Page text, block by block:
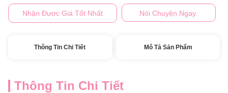
Nhận Được Giá Tốt Nhất Nói Chuyện Ngay.
Thông Tin Chi Tiết Mô Tả Sản Phẩm
Thông Tin Chi Tiết